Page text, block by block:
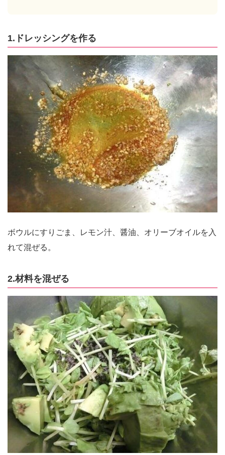
1.ドレッシングを作る
ボウルにすりごま、レモン汁、醤油、オリーブオイルを入
れて混ぜる。
2.材料を混ぜる